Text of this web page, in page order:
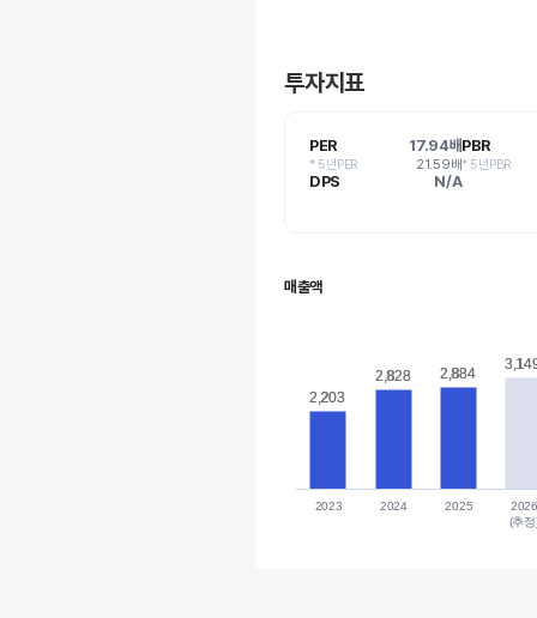
투자지표
PER 17.94배
* 5년PER 21.59배
PBR
* 5년PBR
DPS N/A
매출액
2,203
2,203
2,828
2,828 2,884
2,884
2023 2024 2025
(추